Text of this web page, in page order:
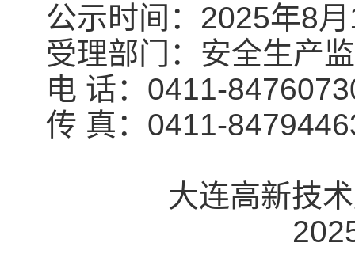
公示时间： 2025年8月
受理部门：安全生产
电 话： 0411-8
传 真： 0411-8
大连高新技